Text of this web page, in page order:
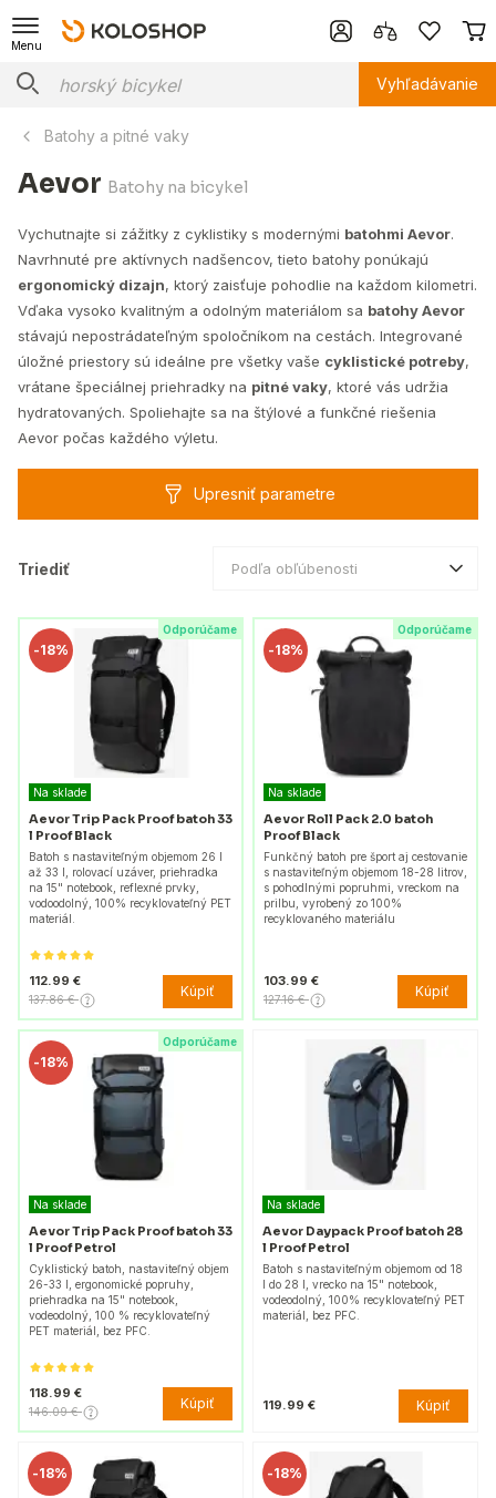
Menu
Vyhľadávanie
Batohy a pitné vaky
Aevor Batohy na bicykel
Vychutnajte si zážitky z cyklistiky s modernými batohmi Aevor.
Navrhnuté pre aktívnych nadšencov, tieto batohy ponúkajú
ergonomický dizajn, ktorý zaisťuje pohodlie na každom kilometri.
Vďaka vysoko kvalitným a odolným materiálom sa batohy Aevor
stávajú nepostrádateľným spoločníkom na cestách. Integrované
úložné priestory sú ideálne pre všetky vaše cyklistické potreby,
vrátane špeciálnej priehradky na pitné vaky, ktoré vás udržia
hydratovaných. Spoliehajte sa na štýlové a funkčné riešenia
Aevor počas každého výletu.
Upresniť parametre
Triediť Podľa obľúbenosti
Odporúčame
-18%
Na sklade
Aevor Trip Pack Proof batoh 33
l Proof Black
Batoh s nastaviteľným objemom 26 l
až 33 l, rolovací uzáver, priehradka
na 15" notebook, reflexné prvky,
vodoodolný, 100% recyklovateľný PET
materiál.
112.99 €
137.86 € Kúpiť
Odporúčame
-18%
Na sklade
Aevor Roll Pack 2.0 batoh
Proof Black
Funkčný batoh pre šport aj cestovanie
s nastaviteľným objemom 18-28 litrov,
s pohodlnými popruhmi, vreckom na
prilbu, vyrobený zo 100%
recyklovaného materiálu
103.99 €
127.16 € Kúpiť
Odporúčame
-18%
Na sklade
Aevor Trip Pack Proof batoh 33
l Proof Petrol
Cyklistický batoh, nastaviteľný objem
26-33 l, ergonomické popruhy,
priehradka na 15" notebook,
vodeodolný, 100 % recyklovateľný
PET materiál, bez PFC.
118.99 €
146.09 € Kúpiť
Na sklade
Aevor Daypack Proof batoh 28
l Proof Petrol
Batoh s nastaviteľným objemom od 18
l do 28 l, vrecko na 15" notebook,
vodeodolný, 100% recyklovateľný PET
materiál, bez PFC.
119.99 € Kúpiť
-18% -18%